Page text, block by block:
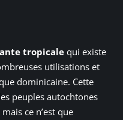
tropicale qui existe
utilisations et
dominicaine. Cette
peuples autochtones
ce n’est que